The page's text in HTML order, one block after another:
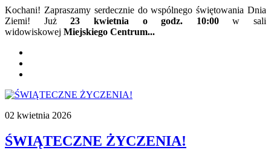
Kochani! Zapraszamy serdecznie do wspólnego świętowania Dnia
Ziemi! Już23 kwietnia o godz. 10:00w sali
widowiskowej Miejskiego Centrum...
02 kwietnia 2026
ŚWIĄTECZNE ŻYCZENIA!